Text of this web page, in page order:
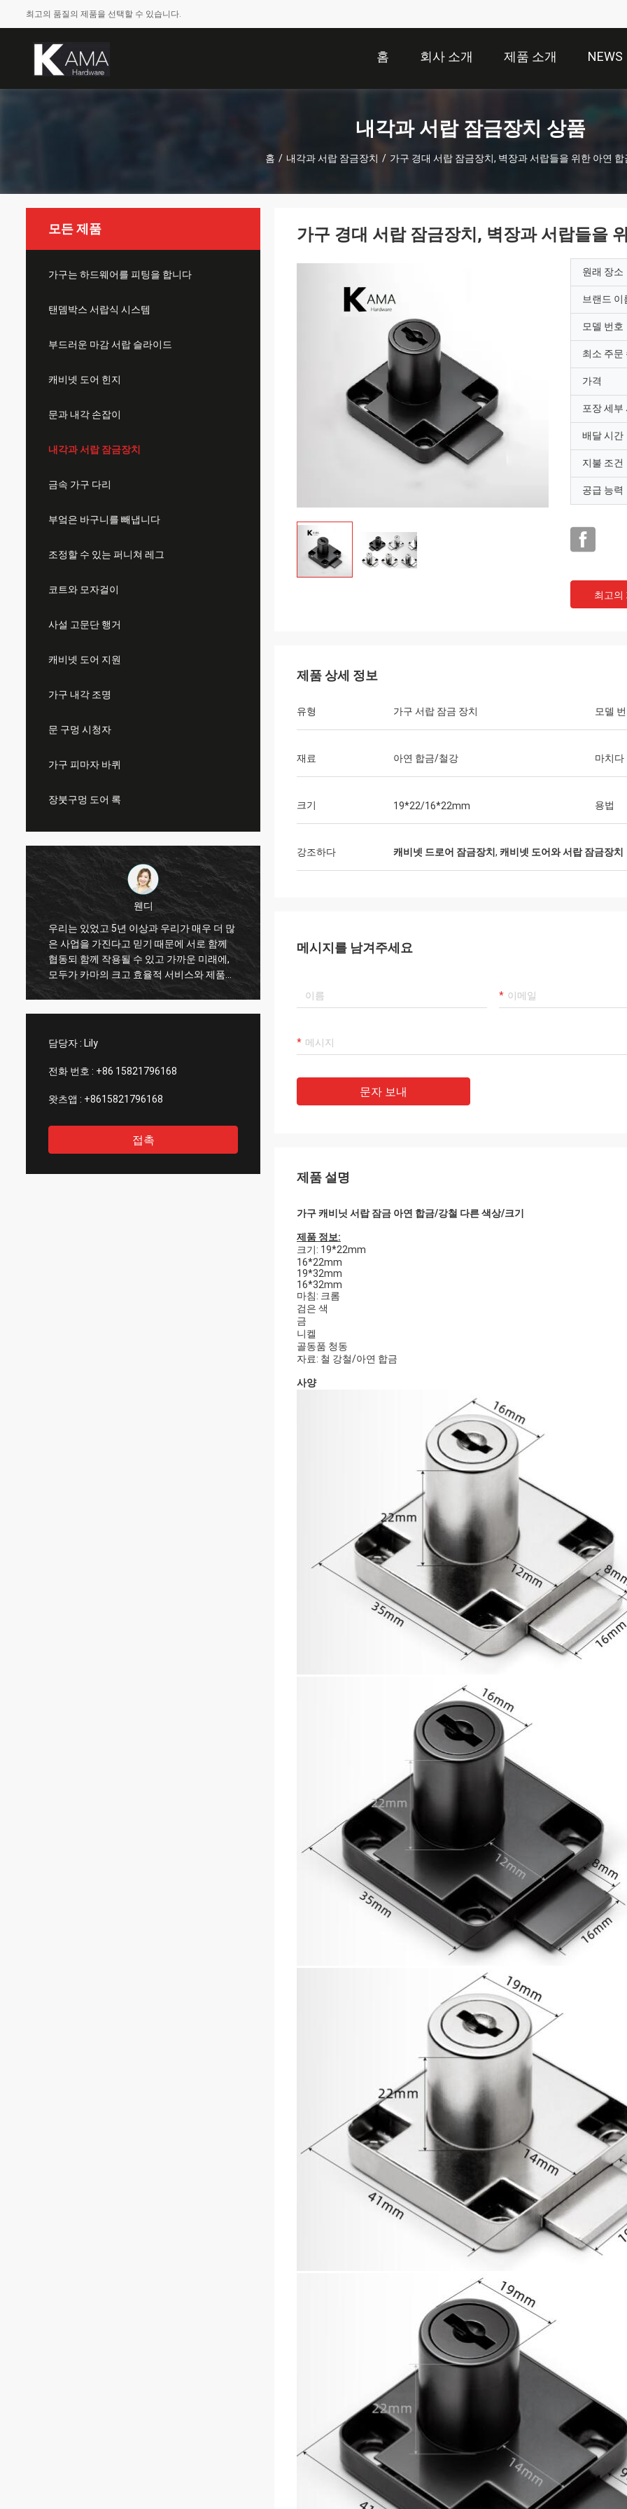
최고의 품질의 제품을 선택할 수 있습니다.
홈 회사 소개 제품 소개 NEWS
내각과 서랍 잠금장치 상품
홈 / 내각과 서랍 잠금장치 / 가구 경대 서랍 잠금장치, 벽장과 서랍들을 위한 아연 합
모든 제품
가구는 하드웨어를 피팅을 합니다
탠뎀박스 서랍식 시스템
부드러운 마감 서랍 슬라이드
캐비넷 도어 힌지
문과 내각 손잡이
내각과 서랍 잠금장치
금속 가구 다리
부엌은 바구니를 빼냅니다
조정할 수 있는 퍼니쳐 레그
코트와 모자걸이
사설 고문단 행거
캐비넷 도어 지원
가구 내각 조명
문 구멍 시청자
가구 피마자 바퀴
장붓구멍 도어 록
웬디
우리는 있었고 5년 이상과 우리가 매우 더 많
은 사업을 가진다고 믿기 때문에 서로 함께
협동되 함께 작용될 수 있고 가까운 미래에,
모두가 카마의 크고 효율적 서비스와 제품의
고급 품질에 의존합니다.
르 바리오 애노, 하스타 아호라 헤모 테니도
나 켈리다드. 유엔 할머니 인센티보 엑스퍼트
시스템 엘 포데르 코무니카르노스 다이렉트
포. 크리모스 콘티누아르
엘 프우투로 .
담당자 : Lily
전화 번호 : +86 15821796168
왓츠앱 : +8615821796168
접촉
가구 경대 서랍 잠금장치, 벽장과 서랍들을
원래 장소
브랜드 이
모델 번호
최소 주문
가격
포장 세부
배달 시간
지불 조건
공급 능력
최고의
제품 상세 정보
유형 가구 서랍 잠금 장치 모델
재료 아연 합금/철강 마치다
크기 19*22/16*22mm 용법
강조하다 캐비넷 드로어 잠금장치 , 캐비넷 도어와 서랍 잠금장치
메시지를 남겨주세요
문자 보내
제품 설명
가구 캐비닛 서랍 잠금 아연 합금/강철 다른 색상/크기
제품 정보:
크기: 19*22mm
16*22mm
19*32mm
16*32mm
마침: 크롬
검은 색
금
니켈
골동품 청동
자료: 철 강철/아연 합금
사양